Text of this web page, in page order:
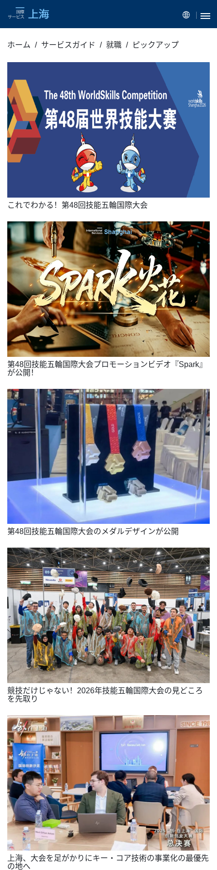
ホーム サービスガイド 就職 ピックアップ
これでわかる！第48回技能五輪国際大会
第48回技能五輪国際大会プロモーションビデオ『Spark』
が公開！
第48回技能五輪国際大会のメダルデザインが公開
競技だけじゃない！2026年技能五輪国際大会の見どころ
を先取り
上海、大会を足がかりにキー・コア技術の事業化の最優先
の地へ